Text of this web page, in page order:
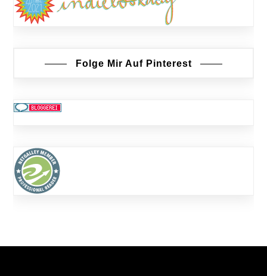
Folge Mir Auf Pinterest